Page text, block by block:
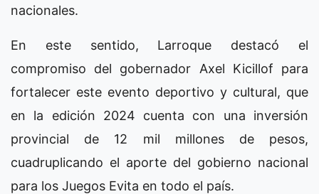
nacionales.
En este sentido, Larroque destacó el
compromiso del gobernador Axel Kicillof para
fortalecer este evento deportivo y cultural, que
en la edición 2024 cuenta con una inversión
provincial de 12 mil millones de pesos,
cuadruplicando el aporte del gobierno nacional
para los Juegos Evita en todo el país.